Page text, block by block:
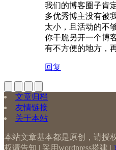
我们的博客圈子肯
多优秀博主没有被
太小，且活动的不
你干脆另开一个博
有不方便的地方，
回复
文章归档
友情链接
关于本站
本站文章基本都是原创，请授
权请告知 | 采用wordpress搭建 |